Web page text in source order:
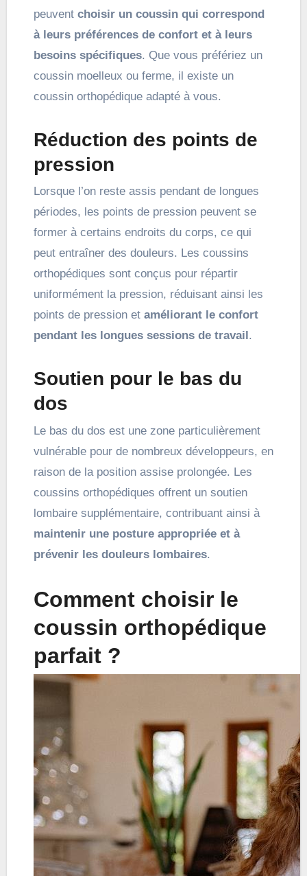
peuvent choisir un coussin qui correspond
à leurs préférences de confort et à leurs
besoins spécifiques. Que vous préfériez un
coussin moelleux ou ferme, il existe un
coussin orthopédique adapté à vous.
Réduction des points de
pression
Lorsque l’on reste assis pendant de longues
périodes, les points de pression peuvent se
former à certains endroits du corps, ce qui
peut entraîner des douleurs. Les coussins
orthopédiques sont conçus pour répartir
uniformément la pression, réduisant ainsi les
points de pression et améliorant le confort
pendant les longues sessions de travail .
Soutien pour le bas du
dos
Le bas du dos est une zone particulièrement
vulnérable pour de nombreux développeurs, en
raison de la position assise prolongée. Les
coussins orthopédiques offrent un soutien
lombaire supplémentaire, contribuant ainsi à
maintenir une posture appropriée et à
prévenir les douleurs lombaires.
Comment choisir le
coussin orthopédique
parfait ?